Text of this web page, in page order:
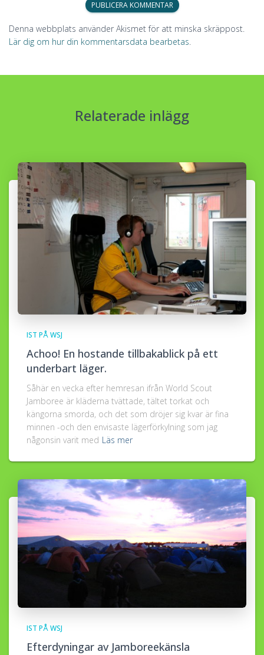
Denna webbplats använder Akismet för att minska skräppost.
Lär dig om hur din kommentarsdata bearbetas.
Relaterade inlägg
IST PÅ WSJ
Achoo! En hostande tillbakablick på ett
underbart läger.
Såhär en vecka efter hemresan ifrån World Scout
Jamboree är kläderna tvättade, tältet torkat och
kängorna smorda, och det som dröjer sig kvar är fina
minnen -och den envisaste lägerförkylning som jag
någonsin varit med Läs mer
IST PÅ WSJ
Efterdyningar av Jamboreekänsla